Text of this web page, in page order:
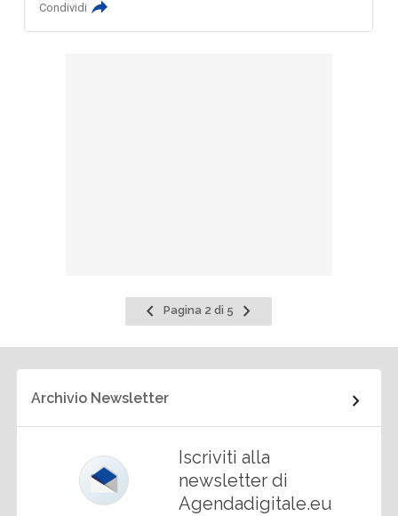
Condividi
Pagina
precedente
Pagina 2 di 5
Pagina
successiva
Archivio Newsletter
Iscriviti alla
newsletter di
Agendadigitale.eu